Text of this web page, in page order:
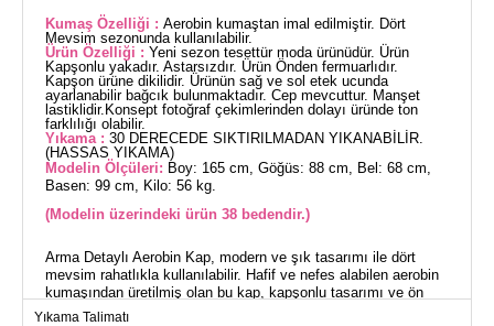
Kumaş Özelliği : Aerobin kumaştan imal edilmiştir. Dört
Mevsim sezonunda kullanılabilir.
Ürün Özelliği : Yeni sezon tesettür moda ürünüdür. Ürün
Kapşonlu yakadır. Astarsızdır. Ürün Önden fermuarlıdır.
Kapşon ürüne dikilidir. Ürünün sağ ve sol etek ucunda
ayarlanabilir bağcık bulunmaktadır. Cep mevcuttur. Manşet
lastiklidir.Konsept fotoğraf çekimlerinden dolayı üründe ton
farklılığı olabilir.
Yıkama : 30 DERECEDE SIKTIRILMADAN YIKANABİLİR.
(HASSAS YIKAMA)
Modelin Ölçüleri: Boy: 165 cm, Göğüs: 88 cm, Bel: 68 cm,
Basen: 99 cm, Kilo: 56 kg.
(Modelin üzerindeki ürün 38 bedendir.)
Arma Detaylı Aerobin Kap, modern ve şık tasarımı ile dört
mevsim rahatlıkla kullanılabilir. Hafif ve nefes alabilen aerobin
kumaşından üretilmiş olan bu kap, kapşonlu tasarımı ve ön
fermuar detayı ile pratik bir kullanım sunar. Hassas yıkama ile
Yıkama Talimatı